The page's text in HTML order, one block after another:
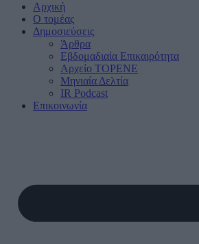
Αρχική
Ο τομέας
Δημοσιεύσεις
Άρθρα
Εβδομαδιαία Επικαιρότητα
Αρχείο ΤΟΡΕΝΕ
Μηνιαία Δελτία
IR Podcast
Επικοινωνία